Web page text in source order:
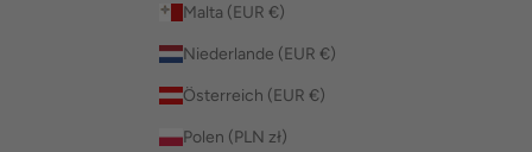
Malta (EUR €)
Niederlande (EUR €)
Österreich (EUR €)
Polen (PLN zł)